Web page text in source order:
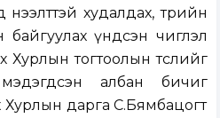
худалдах, төрийн
байгуулах үндсэн чиглэл
Хурлын тогтоолын төслийг
албан бичиг
дарга С.Бямбацогт